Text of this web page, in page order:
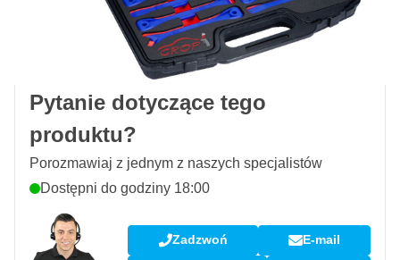
Darmowa dostawaod 435,- zł
na zwrot i wymianę
4,58/5(7 078 recenzji)
Pytanie dotyczące tego
produktu?
Porozmawiaj z jednym z naszych specjalistów
Dostępni do godziny 18:00
Zadzwoń E-mail